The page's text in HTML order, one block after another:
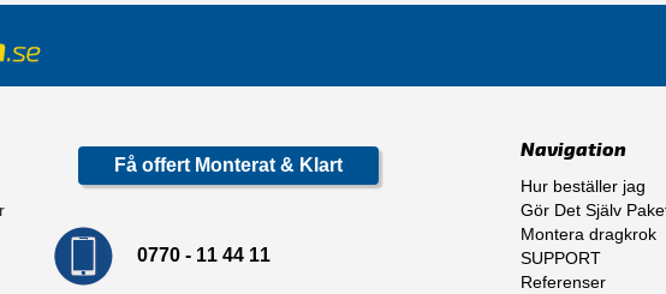
Få offert Monterat & Klart
0770 - 11 44 11
Navigation
Hur beställer jag
Gör Det Själv
Montera dragkrok
SUPPORT
Referenser